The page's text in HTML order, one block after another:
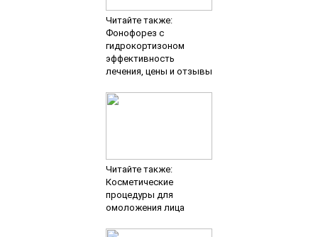
Читайте также:
Фонофорез с
гидрокортизоном
эффективность
лечения, цены и отзывы
Читайте также:
Косметические
процедуры для
омоложения лица